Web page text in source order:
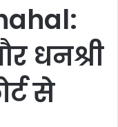
धनश्री
से